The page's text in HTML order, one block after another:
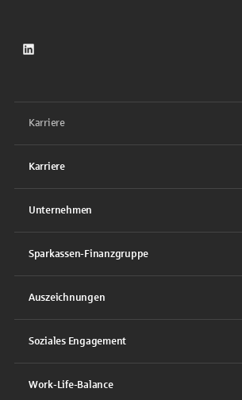
LinkedIn
Karriere
Karriere
Unternehmen
Sparkassen-Finanzgruppe
Auszeichnungen
Soziales Engagement
Work-Life-Balance